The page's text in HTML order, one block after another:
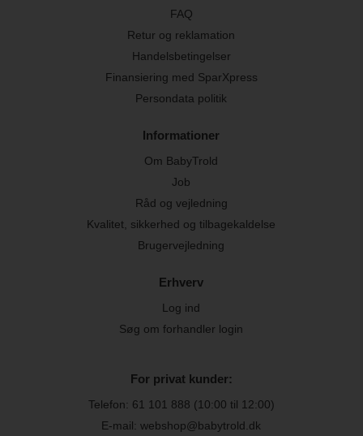
FAQ
Retur og reklamation
Handelsbetingelser
Finansiering med SparXpress
Persondata politik
Informationer
Om BabyTrold
Job
Råd og vejledning
Kvalitet, sikkerhed og tilbagekaldelse
Brugervejledning
Erhverv
Log ind
Søg om forhandler login
For privat kunder:
Telefon: 61 101 888 (10:00 til 12:00)
E-mail: webshop@babytrold.dk